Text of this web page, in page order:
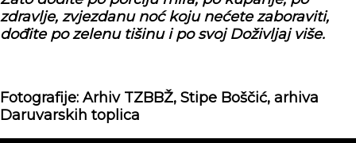
zdravlje, zvjezdanu noć koju nećete zaboraviti,
dođite po zelenu tišinu i po svoj Doživljaj više.
Fotografije: Arhiv TZBBŽ, Stipe Boščić, arhiva
Daruvarskih toplica